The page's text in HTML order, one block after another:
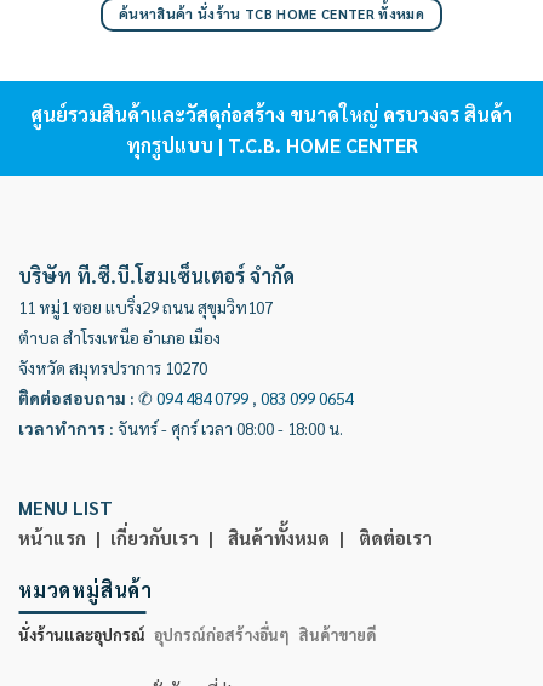
ค้นหาสินค้า นั่งร้าน TCB HOME CENTER ทั้งหมด
ศูนย์รวมสินค้าและวัสดุก่อสร้าง ขนาดใหญ่ ครบวงจร สินค้า
ทุกรูปแบบ | T.C.B. HOME CENTER
บริษัท ที.ซี.บี.โฮมเซ็นเตอร์ จำกัด
11 หมู่1 ซอย แบริ่ง29 ถนน สุขุมวิท107
ตำบล สำโรงเหนือ อำเภอ เมือง
จังหวัด สมุทรปราการ 10270
ติดต่อสอบถาม : ✆ 094 484 0799 , 083 099 0654
เวลาทำการ : จันทร์ - ศุกร์ เวลา 08:00 - 18:00 น.
MENU LIST
หน้าแรก | เกี่ยวกับเรา | สินค้าทั้งหมด | ติดต่อเรา
หมวดหมู่สินค้า
นั่งร้านและอุปกรณ์ อุปกรณ์ก่อสร้างอื่นๆ สินค้าขายดี